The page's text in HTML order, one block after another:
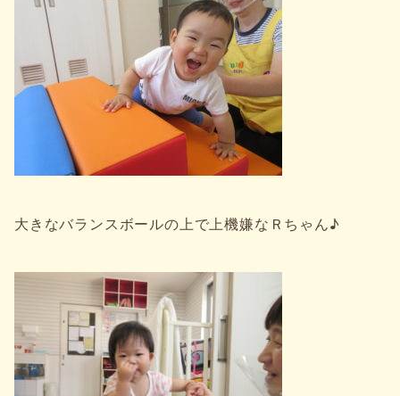
大きなバランスボールの上で上機嫌なＲちゃん♪